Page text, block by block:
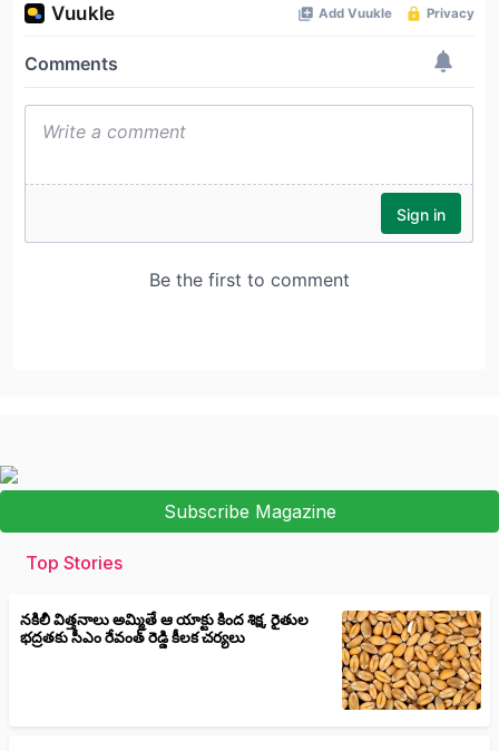
Subscribe Magazine
Top Stories
నకిలీ విత్తనాలు అమ్మితే ఆ యాక్టు కింద శిక్ష, రైతుల
భద్రతకు సీఎం రేవంత్ రెడ్డి కీలక చర్యలు